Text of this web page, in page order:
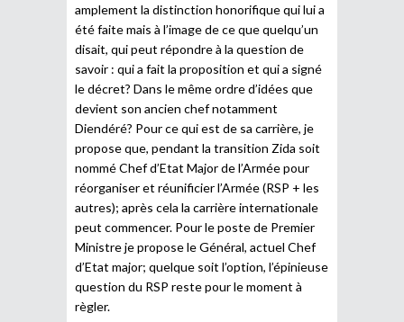
amplement la distinction honorifique qui lui a
été faite mais à l’image de ce que quelqu’un
disait, qui peut répondre à la question de
savoir : qui a fait la proposition et qui a signé
le décret? Dans le même ordre d’idées que
devient son ancien chef notamment
Diendéré? Pour ce qui est de sa carrière, je
propose que, pendant la transition Zida soit
nommé Chef d’Etat Major de l’Armée pour
réorganiser et réunificier l’Armée (RSP + les
autres); après cela la carrière internationale
peut commencer. Pour le poste de Premier
Ministre je propose le Général, actuel Chef
d’Etat major; quelque soit l’option, l’épinieuse
question du RSP reste pour le moment à
règler.